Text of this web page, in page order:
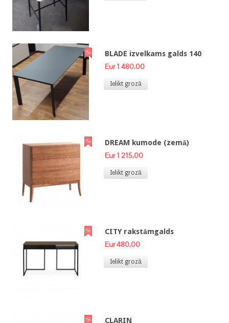
BLADE izvelkams galds 140
Eur 1 480,00
Ielikt grozā
DREAM kumode (zemā)
Eur 1 215,00
Ielikt grozā
CITY rakstāmgalds
Eur 480,00
Ielikt grozā
CLARIN